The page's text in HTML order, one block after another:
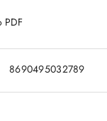
PDF
8690495032789